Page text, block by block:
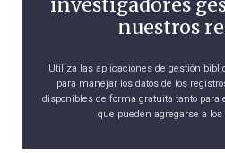
investigadores
nuestros
Utiliza las aplicaciones de gestión
para manejar los datos de los
disponibles de forma gratuita tanto para
que pueden agregarse a los